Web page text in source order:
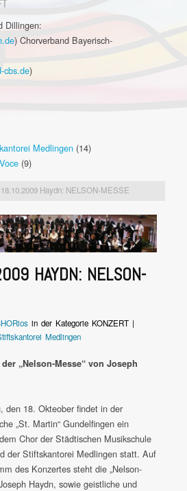
Dillingen:
) Chorverband Bayerisch-
cbs.de)
Medlingen (14)
(9)
18.10.2009 Haydn: NELSON-MESSE
HAYDN: NELSON-
in der Kategorie KONZERT |
Medlingen
„Nelson-Messe“ von Joseph
den 18. Okteober findet in der
„St. Martin“ Gundelfingen ein
Chor der Städtischen Musikschule
der Stiftskantorei Medlingen statt. Auf
des Konzertes steht die „Nelson-
Haydn, sowie geistliche und